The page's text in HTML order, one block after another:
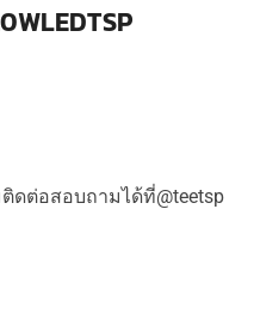
ดต่อสอบถามได้ที่@teetsp
ชิ้น